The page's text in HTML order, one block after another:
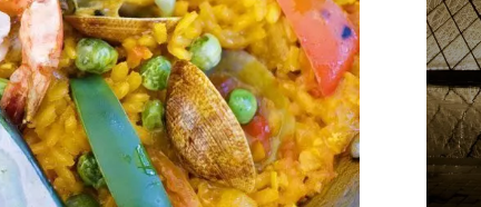
eventi
Eventi di aprile 2026 a
Rimini e dintorni
Marzo 31, 2026